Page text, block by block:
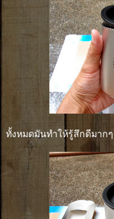
ทั้งหมดมันทำให้รู้สึกดีมากๆ